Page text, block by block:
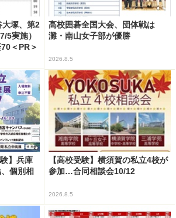
大塚、第2
5実施）
＜PR＞
高校囲碁全国大会、団体戦は
灘・南山女子部が優勝
2026.8.5
】兵庫
個別相
【高校受験】横須賀の私立4校が
参加…合同相談会10/12
2026.8.5